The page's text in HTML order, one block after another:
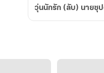
"เมนเธอกับฉัน...
วุ่นนักรัก (ลับ) นายซุ